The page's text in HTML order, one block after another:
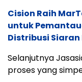
Cision Raih
untuk
Distribusi Siaran
Selanjutnya
proses yang